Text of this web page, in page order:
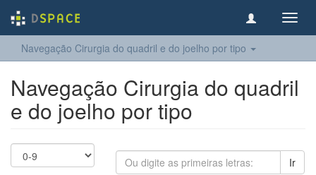
Navegação Cirurgia do quadril e do joelho​ por tipo
Navegação Cirurgia do quadril
e do joelho​ por tipo
Ir